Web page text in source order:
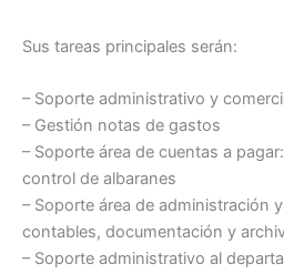
Sus tareas principales serán:
– Soporte administrativo y
– Gestión notas de gastos
– Soporte área de cuentas a
control de albaranes
– Soporte área de administración
contables, documentación y
– Soporte administrativo al